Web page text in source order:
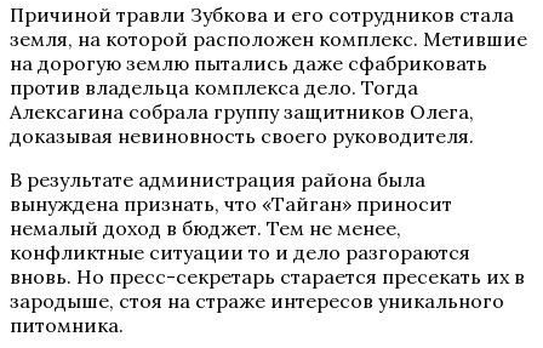
Причиной травли Зубкова и его сотрудников стала
земля, на которой расположен комплекс. Метившие
на дорогую землю пытались даже сфабриковать
против владельца комплекса дело. Тогда
Алексагина собрала группу защитников Олега,
доказывая невиновность своего руководителя.
В результате администрация района была
вынуждена признать, что «Тайган» приносит
немалый доход в бюджет. Тем не менее,
конфликтные ситуации то и дело разгораются
вновь. Но пресс-секретарь старается пресекать их в
зародыше, стоя на страже интересов уникального
питомника.